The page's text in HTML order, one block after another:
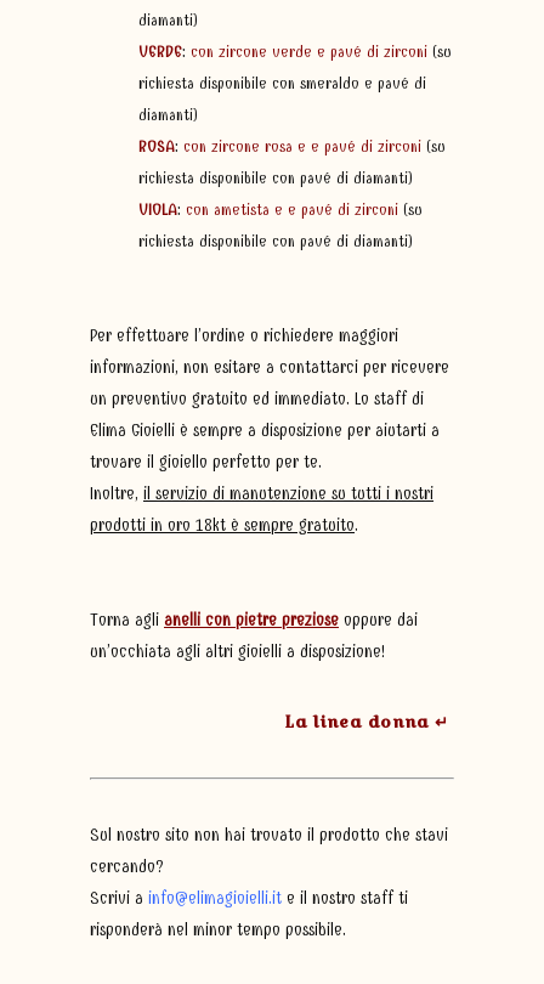
diamanti)
VERDE: con zircone verde e pavé di zirconi (su
richiesta disponibile con smeraldo e pavé di
diamanti)
ROSA: con zircone rosa e e pavé di zirconi (su
richiesta disponibile con pavé di diamanti)
VIOLA: con ametista e e pavé di zirconi (su
richiesta disponibile con pavé di diamanti)
Per effettuare l’ordine o richiedere maggiori
informazioni, non esitare a contattarci per ricevere
un preventivo gratuito ed immediato. Lo staff di
Elima Gioielli è sempre a disposizione per aiutarti a
trovare il gioiello perfetto per te.
Inoltre, il servizio di manutenzione su tutti i nostri
prodotti in oro 18kt è sempre gratuito.
Torna agli anelli con pietre preziose oppure dai
un’occhiata agli altri gioielli a disposizione!
La linea donna ↵
Sul nostro sito non hai trovato il prodotto che stavi
cercando?
Scrivi a info@elimagioielli.it e il nostro staff ti
risponderà nel minor tempo possibile.